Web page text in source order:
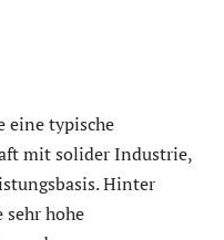
eine typische
mit solider Industrie,
Hinter
sehr hohe